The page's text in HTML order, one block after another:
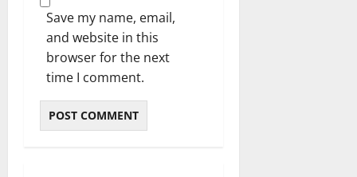
Save my name, email,
and website in this
browser for the next
time I comment.